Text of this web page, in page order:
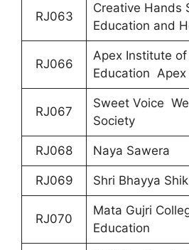
RJ063
Creative Hands
Education and
RJ066
Apex Institute of
Education
RJ067
Sweet Voice
Society
RJ068 Naya Sawera
RJ069 Shri Bhayya
RJ070
Mata Gujri
Education